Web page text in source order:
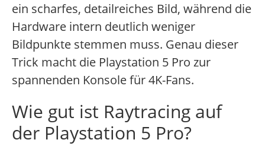
ein scharfes, detailreiches Bild, während die
Hardware intern deutlich weniger
Bildpunkte stemmen muss. Genau dieser
Trick macht die Playstation 5 Pro zur
spannenden Konsole für 4K-Fans.
Wie gut ist Raytracing auf
der Playstation 5 Pro?